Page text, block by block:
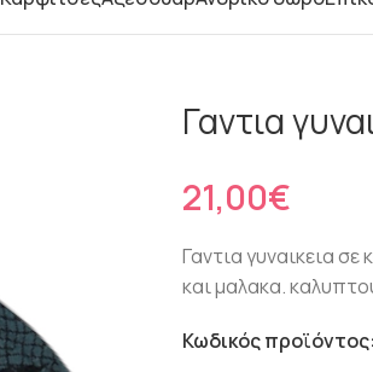
Γαντια
€
Γαντια γυναικεια
και μαλακα.
Κωδικός προϊόντος: